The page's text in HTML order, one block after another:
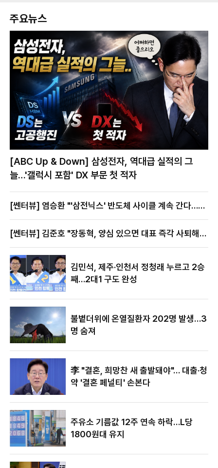
주요뉴스
[ABC Up & Down] 삼성전자, 역대급 실적의 그
늘…'갤럭시 포함' DX 부문 첫 적자
[쎈터뷰] 염승환 "'삼전닉스' 반도체 사이클 계속 간다…지
금이 절호의 찬스"
[쎈터뷰] 김준호 "장동혁, 양심 있으면 대표 즉각 사퇴해
야"
김민석, 제주·인천서 정청래 누르고 2승
째…2대1 구도 완성
불볕더위에 온열질환자 202명 발생…3
명 숨져
李 "결혼, 희망찬 새 출발돼야"… 대출·청
약 '결혼 페널티' 손본다
주유소 기름값 12주 연속 하락…L당
1800원대 유지